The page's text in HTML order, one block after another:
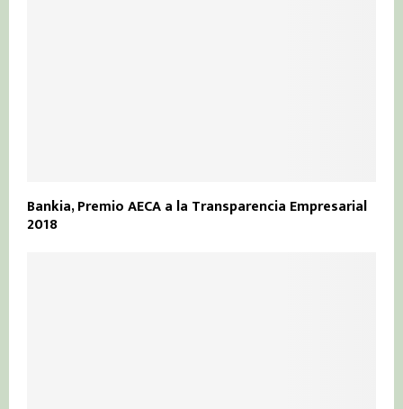
Bankia, Premio AECA a la Transparencia Empresarial
2018